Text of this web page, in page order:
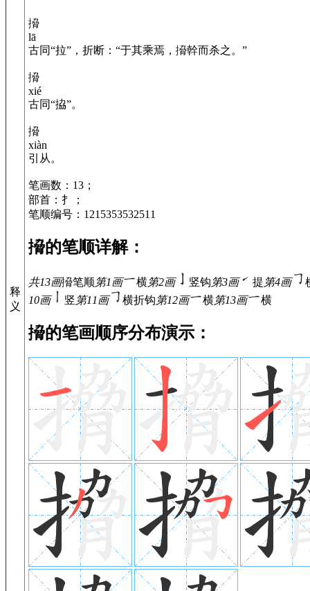
释
义
搚
lā
古同“拉”，折断：“于其乘焉，搚幹而杀之。”
搚
xié
古同“拹”。
搚
xiàn
引从。
笔画数：13；
部首：扌；
笔顺编号：1215353532511
搚的笔顺详解：
共13画搚笔顺第1画 横第2画 竖钩第3画 提第4画
10画
竖第11画 横折钩第12画 横第13画 横
搚的笔画顺序分布演示：